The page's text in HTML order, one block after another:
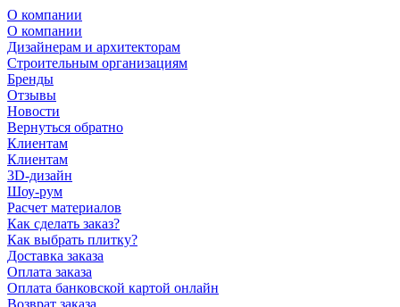
О компании
О компании
Дизайнерам и архитекторам
Строительным организациям
Бренды
Отзывы
Новости
Вернуться обратно
Клиентам
Клиентам
3D-дизайн
Шоу-рум
Расчет материалов
Как сделать заказ?
Как выбрать плитку?
Доставка заказа
Оплата заказа
Оплата банковской картой онлайн
Возврат заказа